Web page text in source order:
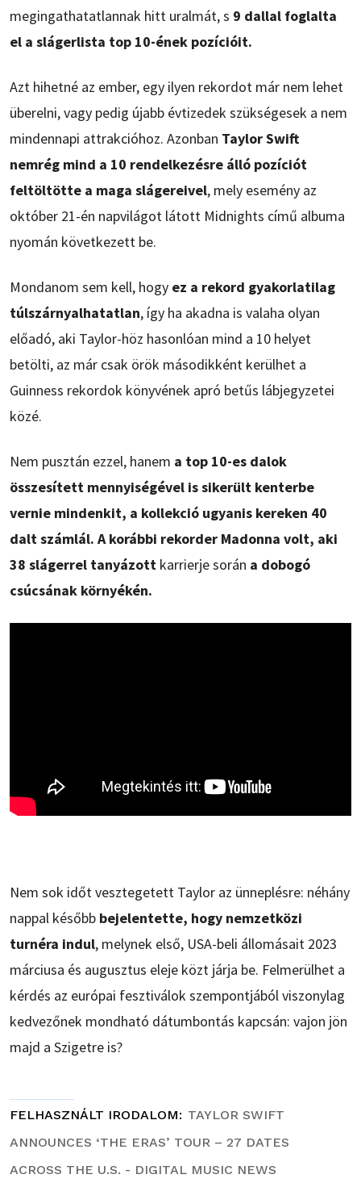
megingathatatlannak hitt uralmát, s 9 dallal foglalta
el a slágerlista top 10-ének pozícióit.
Azt hihetné az ember, egy ilyen rekordot már nem lehet
überelni, vagy pedig újabb évtizedek szükségesek a nem
mindennapi attrakcióhoz. Azonban Taylor Swift
nemrég mind a 10 rendelkezésre álló pozíciót
feltöltötte a maga slágereivel, mely esemény az
október 21-én napvilágot látott Midnights című albuma
nyomán következett be.
Mondanom sem kell, hogy ez a rekord gyakorlatilag
túlszárnyalhatatlan, így ha akadna is valaha olyan
előadó, aki Taylor-höz hasonlóan mind a 10 helyet
betölti, az már csak örök másodikként kerülhet a
Guinness rekordok könyvének apró betűs lábjegyzetei
közé.
Nem pusztán ezzel, hanem a top 10-es dalok
összesített mennyiségével is sikerült kenterbe
vernie mindenkit, a kollekció ugyanis kereken 40
dalt számlál. A korábbi rekorder Madonna volt, aki
38 slágerrel tanyázott karrierje során a dobogó
csúcsának környékén.
Nem sok időt vesztegetett Taylor az ünneplésre: néhány
nappal később bejelentette, hogy nemzetközi
turnéra indul, melynek első, USA-beli állomásait 2023
márciusa és augusztus eleje közt járja be. Felmerülhet a
kérdés az európai fesztiválok szempontjából viszonylag
kedvezőnek mondható dátumbontás kapcsán: vajon jön
majd a Szigetre is?
FELHASZNÁLT IRODALOM
TAYLOR SWIFT
ANNOUNCES ‘THE ERAS’ TOUR – 27 DATES
ACROSS THE U.S. - DIGITAL MUSIC NEWS